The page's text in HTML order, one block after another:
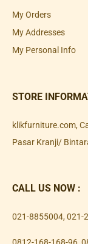
My Orders
My Addresses
My Personal Info
STORE
klikfurniture.com,
Pasar Kranji/
CALL US NOW :
021-8855004, 021-